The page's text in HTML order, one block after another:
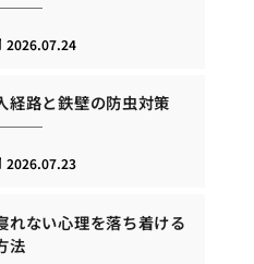
2026.07.24
経路と鉄壁の防虫対策
2026.07.23
れない心理を落ち着ける
法